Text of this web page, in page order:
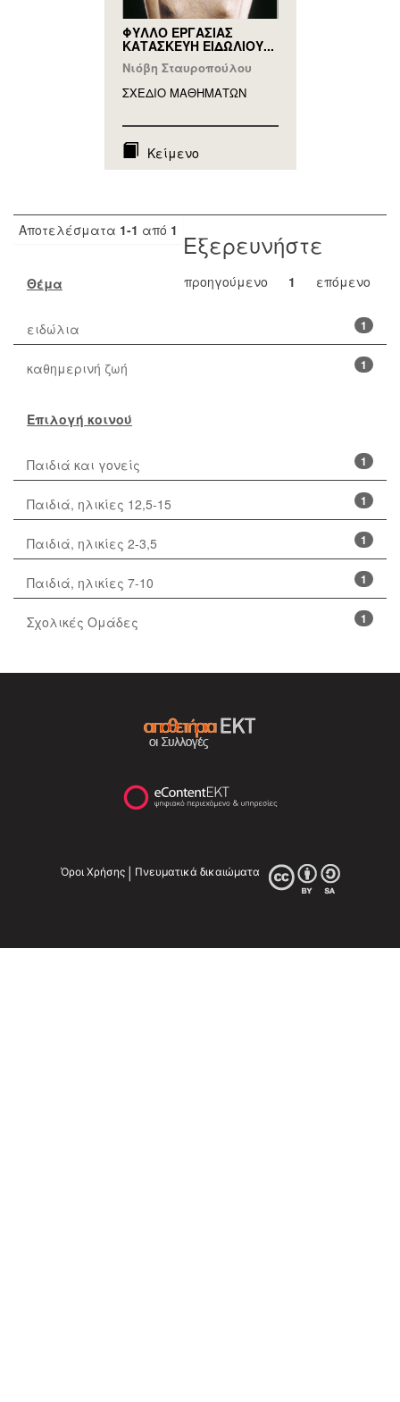
ΦΥΛΛΟ ΕΡΓΑΣΙΑΣ
ΚΑΤΑΣΚΕΥΗ ΕΙΔΩΛΙΟΥ...
Νιόβη Σταυροπούλου
ΣΧΕΔΙΟ ΜΑΘΗΜAΤΩΝ
Κείμενο
Αποτελέσματα 1-1 από 1
προηγούμενο 1 επόμενο
Εξερευνήστε
Θέμα
1
ειδώλια
1
καθημερινή ζωή
Επιλογή κοινού
1
Παιδιά και γονείς
1
Παιδιά, ηλικίες 12,5-15
1
Παιδιά, ηλικίες 2-3,5
1
Παιδιά, ηλικίες 7-10
1
Σχολικές Ομάδες